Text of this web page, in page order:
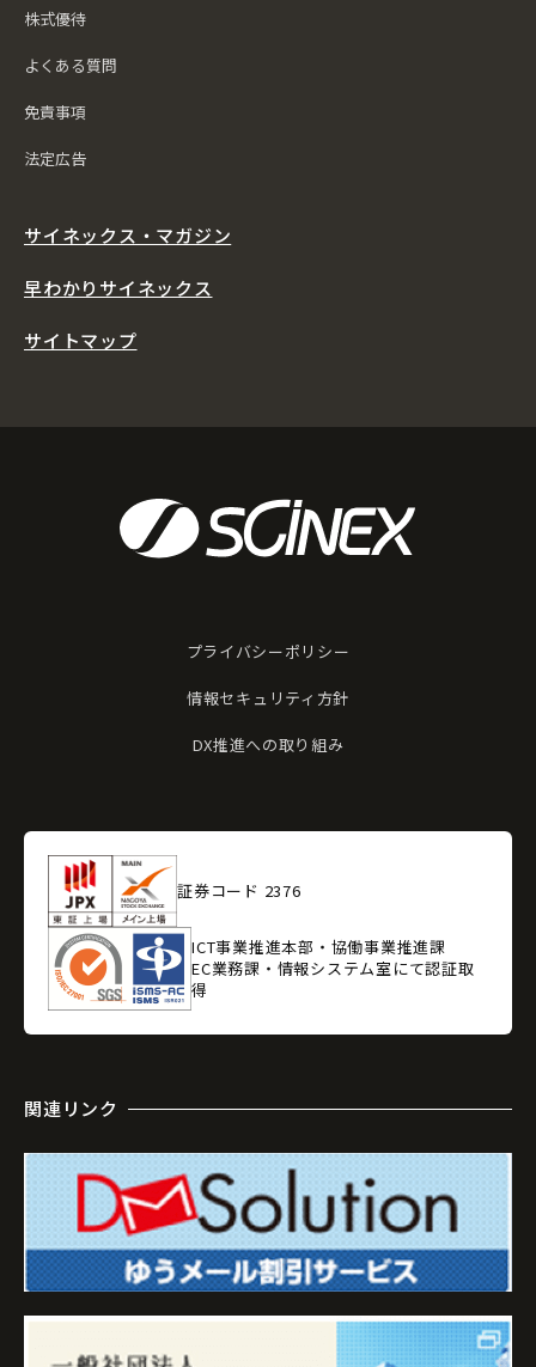
株式優待
よくある質問
免責事項
法定広告
サイネックス・マガジン
早わかりサイネックス
サイトマップ
プライバシーポリシー
情報セキュリティ方針
DX推進への取り組み
証券コード 2376
ICT事業推進本部・協働事業推進課
EC業務課・情報システム室にて認証取
得
関連リンク